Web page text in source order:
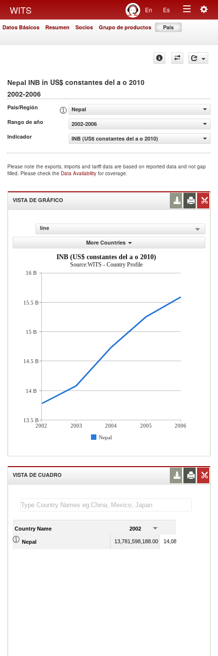
WITS En Es
Toggle
Datos Básicos Resumen Socios Grupo de productos País
Nepal INB in US$ constantes del a o 2010
2002-2006
País/Región
Nepal
Rango de año
2002-2006
Indicador
INB (US$ constantes del a o 2010)
Please note the exports, imports and tariff data are based on reported data and not gap
filled. Please check the Data Availability for coverage.
VISTA DE GRÁFICO
line
More Countries
INB (US$ constantes del a o 2010)
Source:WITS - Country Profile
2002 2003 2004 2005
2006
Nepal
16 B
15.5 B
15 B
14.5 B
14 B
13.5 B
VISTA DE CUADRO
Country Name 2002
Nepal 13,781,598,188.00 14,080,423,081.00